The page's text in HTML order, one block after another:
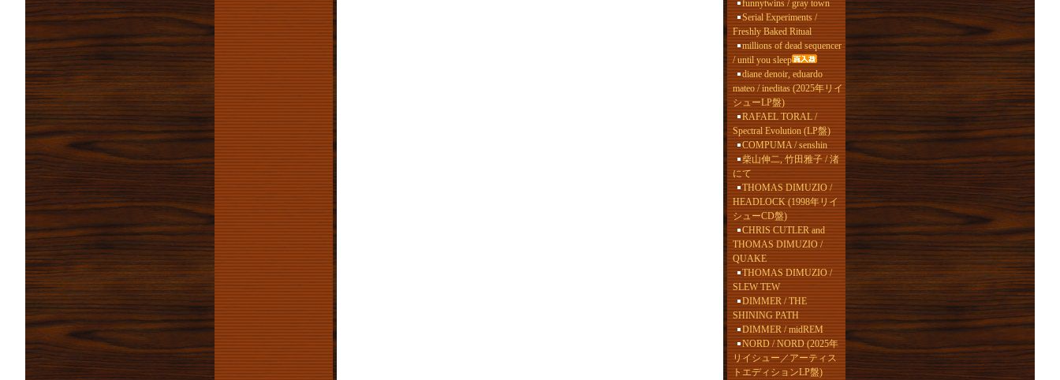
funnytwins / gray town
Serial Experiments /
Freshly Baked Ritual
millions of dead sequencer
/ until you sleep
diane denoir, eduardo
mateo / ineditas (2025年リイ
シューLP盤)
RAFAEL TORAL /
Spectral Evolution (LP盤)
COMPUMA / senshin
柴山伸二, 竹田雅子 / 渚
にて
THOMAS DIMUZIO /
HEADLOCK (1998年リイ
シューCD盤)
CHRIS CUTLER and
THOMAS DIMUZIO /
QUAKE
THOMAS DIMUZIO /
SLEW TEW
DIMMER / THE
SHINING PATH
DIMMER / midREM
NORD / NORD (2025年
リイシュー／アーティス
トエディションLP盤)